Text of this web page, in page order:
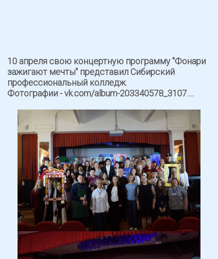
10 апреля свою концертную программу "Фонари
зажигают мечты" представил Сибирский
профессиональный колледж.
Фотографии - vk.com/album-203340578_3107.…